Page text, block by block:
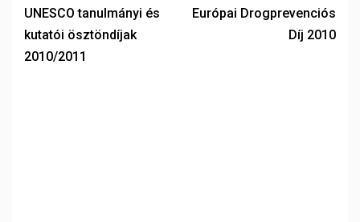
UNESCO tanulmányi és
kutatói ösztöndíjak
2010/2011
Európai Drogprevenciós
Díj 2010